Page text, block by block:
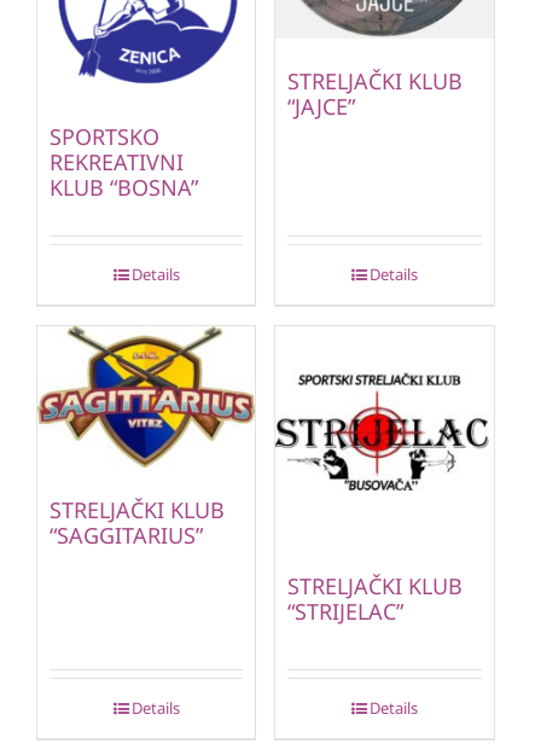
SPORTSKO
REKREATIVNI
KLUB “BOSNA”
Details
STRELJAČKI KLUB
“JAJCE”
Details
STRELJAČKI KLUB
“SAGGITARIUS”
Details
STRELJAČKI KLUB
“STRIJELAC”
Details